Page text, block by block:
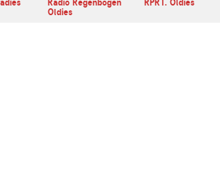
Radio Regenbogen
Oldies
RPR1. Oldies